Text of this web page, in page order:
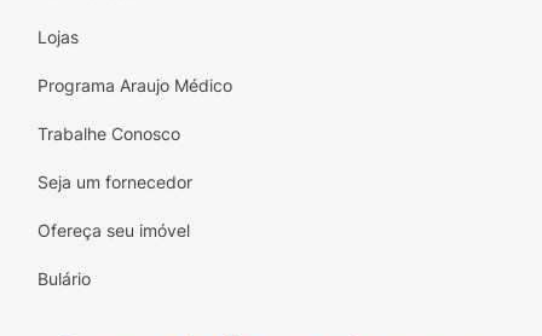
Lojas
Programa Araujo Médico
Trabalhe Conosco
Seja um fornecedor
Ofereça seu imóvel
Bulário